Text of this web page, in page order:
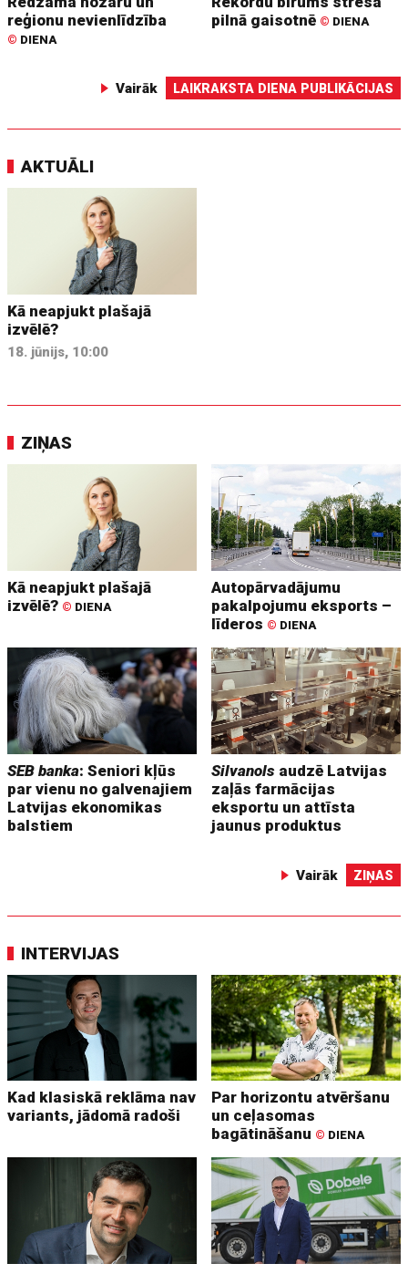
reģionu nevienlīdzība
© DIENA
pilnā gaisotnē © DIENA
Vairāk LAIKRAKSTA DIENA PUBLIKĀCIJAS
AKTUĀLI
Kā neapjukt plašajā
izvēlē?
18. jūnijs, 10:00
ZIŅAS
Kā neapjukt plašajā
izvēlē? © DIENA
Autopārvadājumu
pakalpojumu eksports –
līderos © DIENA
SEB banka: Seniori kļūs
par vienu no galvenajiem
Latvijas ekonomikas
balstiem
Silvanols audzē Latvijas
zaļās farmācijas
eksportu un attīsta
jaunus produktus
Vairāk ZIŅAS
INTERVIJAS
Kad klasiskā reklāma nav
variants, jādomā radoši
Par horizontu atvēršanu
un ceļasomas
bagātināšanu © DIENA